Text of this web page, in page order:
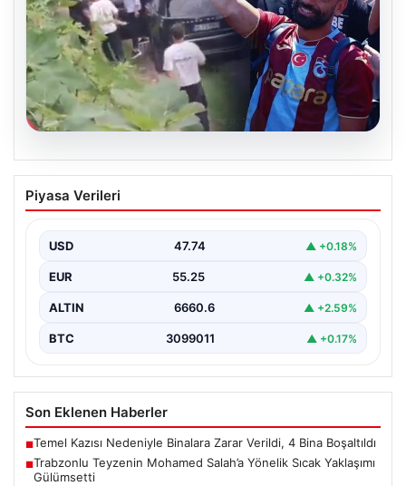
07.08.2026
Trabzonlu Teyzenin Mohamed Salah’a
Yönelik Sıcak Yaklaşımı Gülümsetti
Salah, bir reklam filmi çekimi için Trabzon’un Araklı…
Piyasa Verileri
USD 47.74 ▲ +0.18%
EUR 55.25 ▲ +0.32%
ALTIN 6660.6 ▲ +2.59%
BTC 3099011 ▲ +0.17%
Son Eklenen Haberler
■Temel Kazısı Nedeniyle Binalara Zarar Verildi, 4 Bina Boşaltıldı
■Trabzonlu Teyzenin Mohamed Salah’a Yönelik Sıcak Yaklaşımı
Gülümsetti